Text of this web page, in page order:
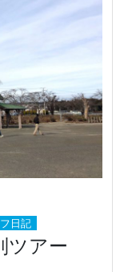
日記
ツアー